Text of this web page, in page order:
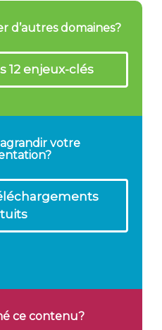
d’autres domaines?
12 enjeux-clés
votre
ce contenu?